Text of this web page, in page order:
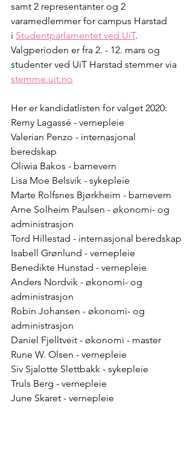
samt 2 representanter og 2
varamedlemmer for campus Harstad
i Studentparlamentet ved UiT.
Valgperioden er fra 2. - 12. mars og
studenter ved UiT Harstad stemmer via
stemme.uit.no
Her er kandidatlisten for valget 2020:
Remy Lagassé - vernepleie
Valerian Penzo - internasjonal
beredskap
Oliwia Bakos - barnevern
Lisa Moe Belsvik - sykepleie
Marte Rolfsnes Bjørkheim - barnevern
Arne Solheim Paulsen - økonomi- og
administrasjon
Tord Hillestad - internasjonal beredskap
Isabell Grønlund - vernepleie
Benedikte Hunstad - vernepleie
Anders Nordvik - økonomi- og
administrasjon
Robin Johansen - økonomi- og
administrasjon
Daniel Fjelltveit - økonomi - master
Rune W. Olsen - vernepleie
Siv Sjalotte Slettbakk - sykepleie
Truls Berg - vernepleie
June Skaret - vernepleie